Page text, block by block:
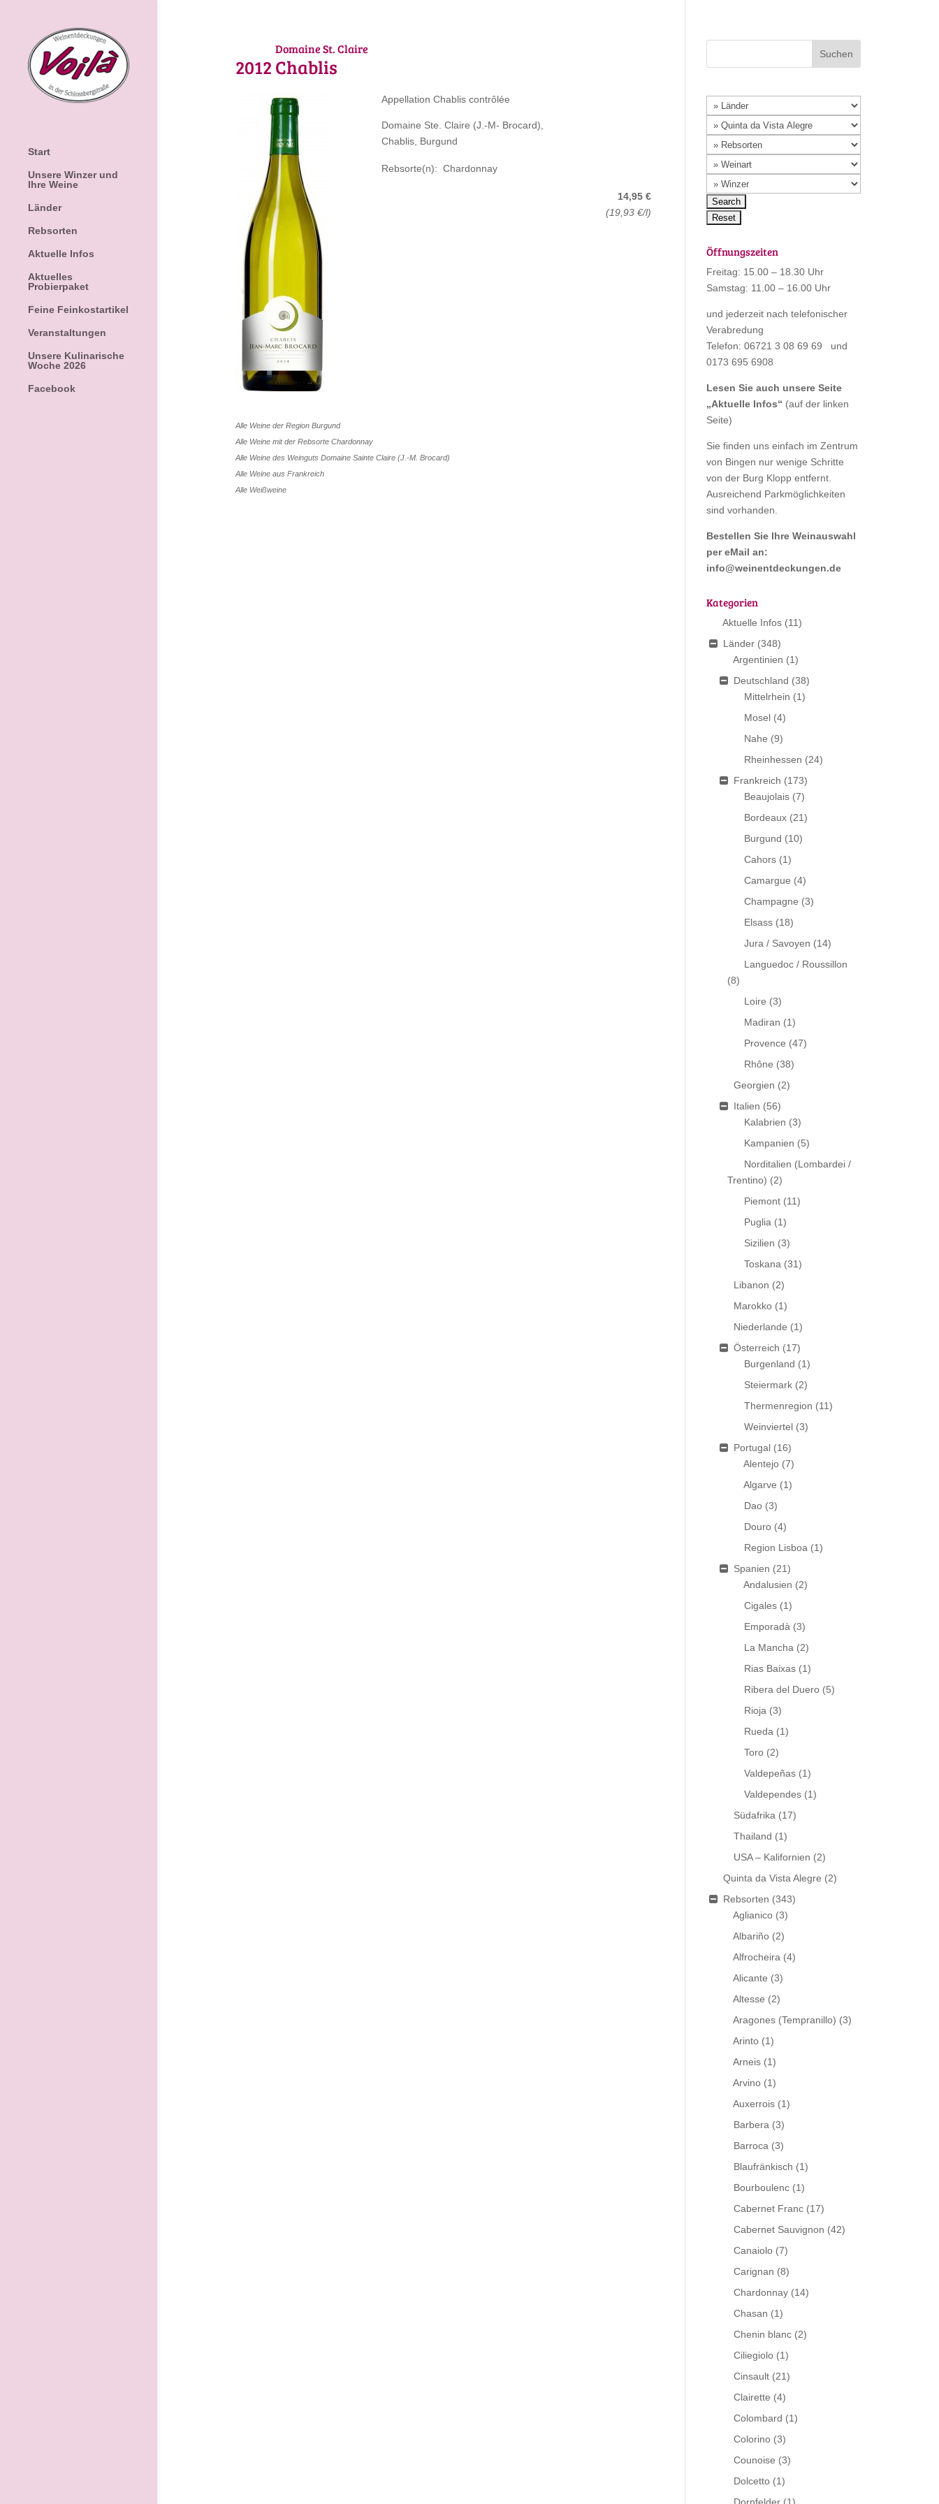
Start
Unsere Winzer und
Ihre Weine
Länder
Rebsorten
Aktuelle Infos
Aktuelles
Probierpaket
Feine Feinkostartikel
Veranstaltungen
Unsere Kulinarische
Woche 2026
Facebook
2012
Domaine St. Claire
Chablis
Appellation Chablis contrôlée
Domaine Ste. Claire (J.-M- Brocard),
Chablis, Burgund
Rebsorte(n): Chardonnay
14,95 €
(19,93 €/l)
Alle Weine der Region Burgund
Alle Weine mit der Rebsorte Chardonnay
Alle Weine des Weinguts Domaine Sainte Claire (J.-M. Brocard)
Alle Weine aus Frankreich
Alle Weißweine
Öffnungszeiten
Freitag: 15.00 – 18.30 Uhr
Samstag: 11.00 – 16.00 Uhr
und jederzeit nach telefonischer
Verabredung
Telefon: 06721 3 08 69 69 und
0173 695 6908
Lesen Sie auch unsere Seite
„Aktuelle Infos“ (auf der linken
Seite)
Sie finden uns einfach im Zentrum
von Bingen nur wenige Schritte
von der Burg Klopp entfernt.
Ausreichend Parkmöglichkeiten
sind vorhanden.
Bestellen Sie Ihre Weinauswahl
per eMail an:
info@weinentdeckungen.de
Kategorien
Aktuelle Infos (11)
Länder (348)
Argentinien (1)
Deutschland (38)
Mittelrhein (1)
Mosel (4)
Nahe (9)
Rheinhessen (24)
Frankreich (173)
Beaujolais (7)
Bordeaux (21)
Burgund (10)
Cahors (1)
Camargue (4)
Champagne (3)
Elsass (18)
Jura / Savoyen (14)
Languedoc / Roussillon
(8)
Loire (3)
Madiran (1)
Provence (47)
Rhône (38)
Georgien (2)
Italien (56)
Kalabrien (3)
Kampanien (5)
Norditalien (Lombardei /
Trentino) (2)
Piemont (11)
Puglia (1)
Sizilien (3)
Toskana (31)
Libanon (2)
Marokko (1)
Niederlande (1)
Österreich (17)
Burgenland (1)
Steiermark (2)
Thermenregion (11)
Weinviertel (3)
Portugal (16)
Alentejo (7)
Algarve (1)
Dao (3)
Douro (4)
Region Lisboa (1)
Spanien (21)
Andalusien (2)
Cigales (1)
Emporadà (3)
La Mancha (2)
Rias Baixas (1)
Ribera del Duero (5)
Rioja (3)
Rueda (1)
Toro (2)
Valdepeñas (1)
Valdependes (1)
Südafrika (17)
Thailand (1)
USA – Kalifornien (2)
Quinta da Vista Alegre (2)
Rebsorten (343)
Aglianico (3)
Albariño (2)
Alfrocheira (4)
Alicante (3)
Altesse (2)
Aragones (Tempranillo) (3)
Arinto (1)
Arneis (1)
Arvino (1)
Auxerrois (1)
Barbera (3)
Barroca (3)
Blaufränkisch (1)
Bourboulenc (1)
Cabernet Franc (17)
Cabernet Sauvignon (42)
Canaiolo (7)
Carignan (8)
Chardonnay (14)
Chasan (1)
Chenin blanc (2)
Ciliegiolo (1)
Cinsault (21)
Clairette (4)
Colombard (1)
Colorino (3)
Counoise (3)
Dolcetto (1)